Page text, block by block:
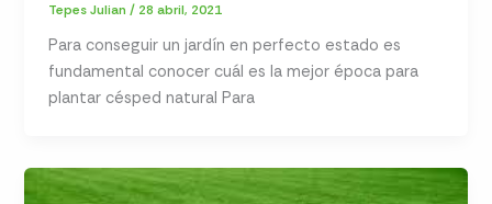
Tepes Julian/ 28 abril, 2021
Para conseguir un jardín en perfecto estado es
fundamental conocer cuál es la mejor época para
plantar césped natural Para